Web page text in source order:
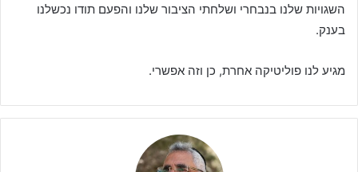
השגויות שלנו בנבחרי ושלחתי הציבור שלנו והפעם תודו נכשלנו
בענק.
מגיע לנו פוליטיקה אחרת, כן וזה אפשרי.